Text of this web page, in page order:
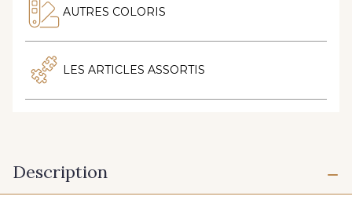
AUTRES COLORIS
LES ARTICLES ASSORTIS
Description